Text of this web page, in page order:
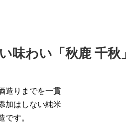
味わい「秋鹿 千秋
造りまでを一貫
加はしない純米
です。